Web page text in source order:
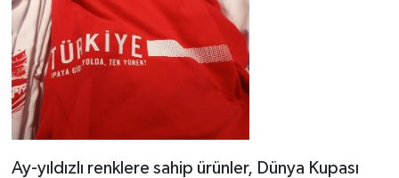
Ay-yıldızlı renklere sahip ürünler, Dünya Kupası